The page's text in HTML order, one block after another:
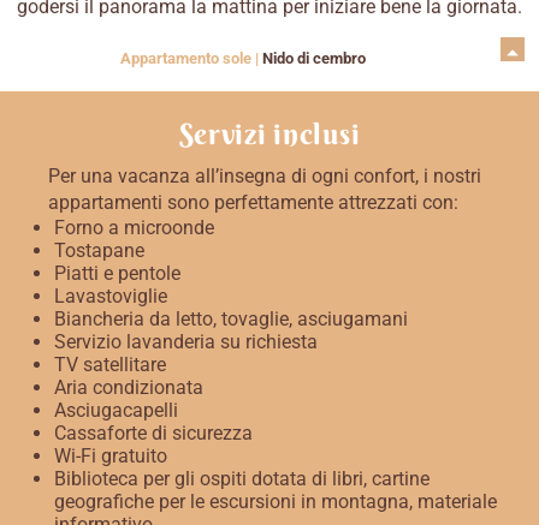
godersi il panorama la mattina per iniziare bene la giornata.
Appartamento sole | Nido di cembro
Servizi inclusi
Per una vacanza all’insegna di ogni confort, i nostri
appartamenti sono perfettamente attrezzati con:
Forno a microonde
Tostapane
Piatti e pentole
Lavastoviglie
Biancheria da letto, tovaglie, asciugamani
Servizio lavanderia su richiesta
TV satellitare
Aria condizionata
Asciugacapelli
Cassaforte di sicurezza
Wi-Fi gratuito
Biblioteca per gli ospiti dotata di libri, cartine
geografiche per le escursioni in montagna, materiale